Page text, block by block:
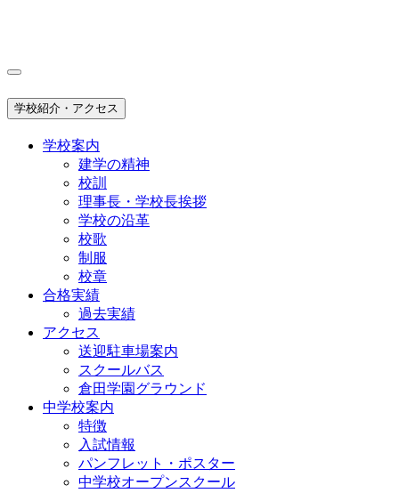
学校紹介・アクセス
学校案内
建学の精神
校訓
理事長・学校長挨拶
学校の沿革
校歌
制服
校章
合格実績
過去実績
アクセス
送迎駐車場案内
スクールバス
倉田学園グラウンド
中学校案内
特徴
入試情報
パンフレット・ポスター
中学校オープンスクール